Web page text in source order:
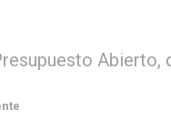
Abierto,